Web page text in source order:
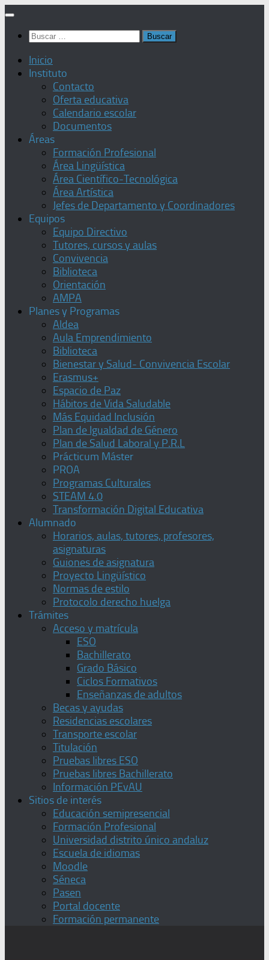
Saltar
contenido
Buscar:
Inicio
Instituto
Contacto
Oferta educativa
Calendario escolar
Documentos
Áreas
Formación Profesional
Área Lingüística
Área Científico-Tecnológica
Área Artística
Jefes de Departamento y Coordinadores
Equipos
Equipo Directivo
Tutores, cursos y aulas
Convivencia
Biblioteca
Orientación
AMPA
Planes y Programas
Aldea
Aula Emprendimiento
Biblioteca
Bienestar y Salud- Convivencia Escolar
Erasmus+
Espacio de Paz
Hábitos de Vida Saludable
Más Equidad Inclusión
Plan de Igualdad de Género
Plan de Salud Laboral y P.R.L
Prácticum Máster
PROA
Programas Culturales
STEAM 4.0
Transformación Digital Educativa
Alumnado
Horarios, aulas, tutores, profesores,
asignaturas
Guiones de asignatura
Proyecto Lingüístico
Normas de estilo
Protocolo derecho huelga
Trámites
Acceso y matrícula
ESO
Bachillerato
Grado Básico
Ciclos Formativos
Enseñanzas de adultos
Becas y ayudas
Residencias escolares
Transporte escolar
Titulación
Pruebas libres ESO
Pruebas libres Bachillerato
Información PEvAU
Sitios de interés
Educación semipresencial
Formación Profesional
Universidad distrito único andaluz
Escuela de idiomas
Moodle
Séneca
Pasen
Portal docente
Formación permanente